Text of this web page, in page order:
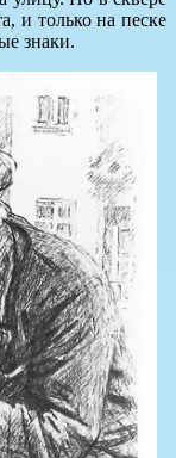
и только на песке
знаки.